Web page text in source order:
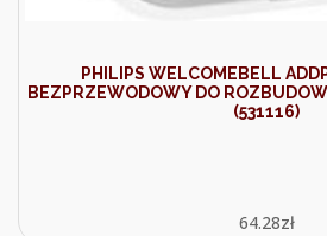
PHILIPS WELCOMEBELL
BEZPRZEWODOWY DO
(531116)
64.28zł